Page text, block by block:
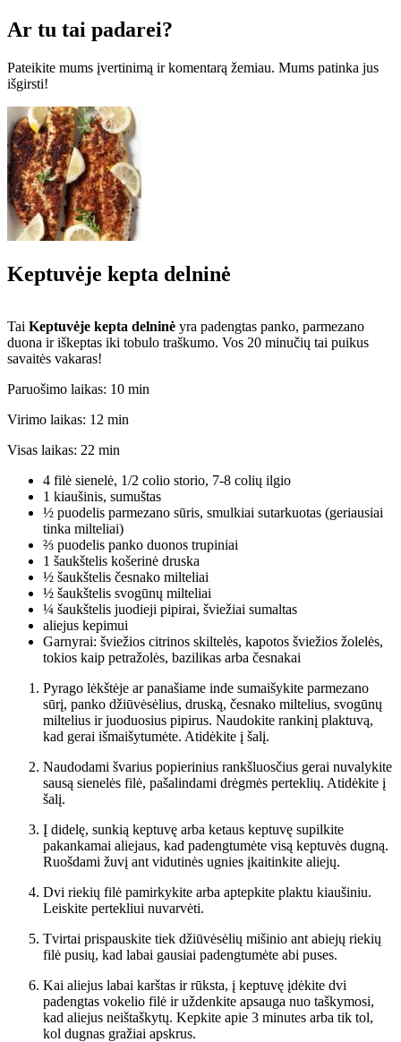
Ar tu tai padarei?
Pateikite mums įvertinimą ir komentarą žemiau. Mums patinka jus
išgirsti!
Keptuvėje kepta delninė
Tai Keptuvėje kepta delninė yra padengtas panko, parmezano
duona ir iškeptas iki tobulo traškumo. Vos 20 minučių tai puikus
savaitės vakaras!
Paruošimo laikas: 10minučių
min
Virimo laikas: 12 minučių
min
Visas laikas: 22 minučių
min
4 filė sienelė, 1/2 colio storio, 7-8 colių ilgio
1 kiaušinis, sumuštas
½ puodelis parmezano sūris, smulkiai sutarkuotas (geriausiai
tinka milteliai)
⅔ puodelis panko duonos trupiniai
1 šaukštelis košerinė druska
½ šaukštelis česnako milteliai
½ šaukštelis svogūnų milteliai
¼ šaukštelis juodieji pipirai, šviežiai sumaltas
aliejus kepimui
Garnyrai: šviežios citrinos skiltelės, kapotos šviežios žolelės,
tokios kaip petražolės, bazilikas arba česnakai
Pyrago lėkštėje ar panašiame inde sumaišykite parmezano
sūrį, panko džiūvėsėlius, druską, česnako miltelius, svogūnų
miltelius ir juoduosius pipirus. Naudokite rankinį plaktuvą,
kad gerai išmaišytumėte. Atidėkite į šalį.
Naudodami švarius popierinius rankšluosčius gerai nuvalykite
sausą sienelės filė, pašalindami drėgmės perteklių. Atidėkite į
šalį.
Į didelę, sunkią keptuvę arba ketaus keptuvę supilkite
pakankamai aliejaus, kad padengtumėte visą keptuvės dugną.
Ruošdami žuvį ant vidutinės ugnies įkaitinkite aliejų.
Dvi riekių filė pamirkykite arba aptepkite plaktu kiaušiniu.
Leiskite pertekliui nuvarvėti.
Tvirtai prispauskite tiek džiūvėsėlių mišinio ant abiejų riekių
filė pusių, kad labai gausiai padengtumėte abi puses.
Kai aliejus labai karštas ir rūksta, į keptuvę įdėkite dvi
padengtas vokelio filė ir uždenkite apsauga nuo taškymosi,
kad aliejus neištaškytų. Kepkite apie 3 minutes arba tik tol,
kol dugnas gražiai apskrus.